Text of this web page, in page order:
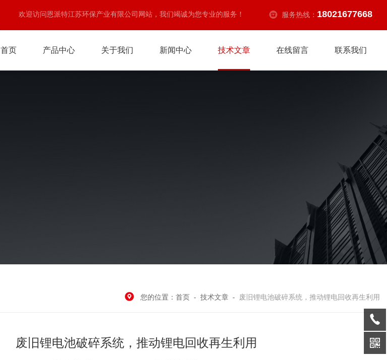
欢迎访问恩派特江苏环保产业有限公司网站，我们竭诚为您专业的服务！ 服务热线： 18021677668
首页 产品中心 关于我们 新闻中心 技术文章 在线留言 联系我们
您的位置： 首页 - 技术文章 - 废旧锂电池破碎系统，推动锂电回收再生利用
废旧锂电池破碎系统，推动锂电回收再生利用